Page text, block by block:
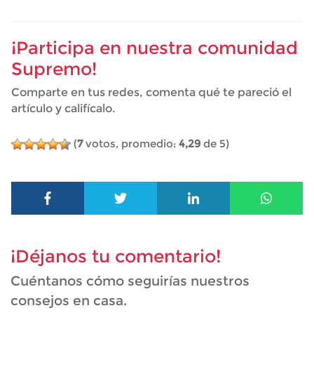
¡Participa en nuestra comunidad
Supremo!
Comparte en tus redes, comenta qué te pareció el
artículo y califícalo.
(7votos, promedio: 4,29de 5)
¡Déjanos tu comentario!
Cuéntanos cómo seguirías nuestros
consejos en casa.